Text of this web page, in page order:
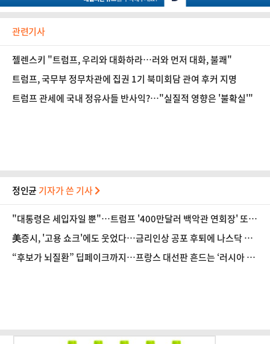
관련기사
젤렌스키 "트럼프, 우리와 대화하라…러와 먼저 대화, 불쾌"
트럼프, 국무부 정무차관에 집권 1기 북미회담 관여 후커 지명
트럼프 관세에 국내 정유사들 반사익?…"실질적 영향은 '불확실'"
정인균 기자가 쓴 기사
"대통령은 세입자일 뿐"…트럼프 '400만달러 백악관 연회장' 또
멈췄다
美증시, '고용 쇼크'에도 웃었다…금리인상 공포 후퇴에 나스닥 1.
3%↑
“후보가 뇌질환” 딥페이크까지…프랑스 대선판 흔드는 ‘러시아 검